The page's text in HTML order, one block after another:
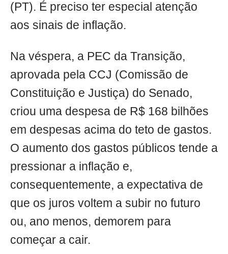
(PT). É preciso ter especial atenção
aos sinais de inflação.
Na véspera, a PEC da Transição,
aprovada pela CCJ (Comissão de
Constituição e Justiça) do Senado,
criou uma despesa de R$ 168 bilhões
em despesas acima do teto de gastos.
O aumento dos gastos públicos tende a
pressionar a inflação e,
consequentemente, a expectativa de
que os juros voltem a subir no futuro
ou, ano menos, demorem para
começar a cair.